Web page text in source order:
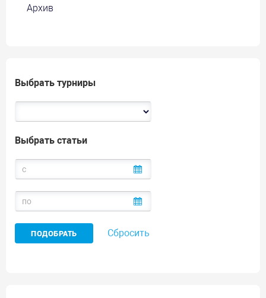
Архив
Выбрать турниры
Выбрать статьи
Сбросить